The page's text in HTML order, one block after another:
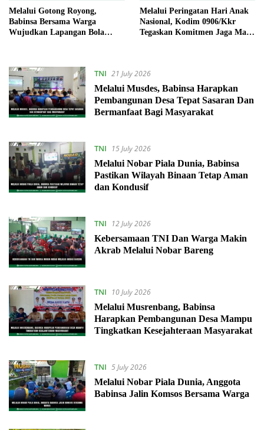
Melalui Gotong Royong,
Babinsa Bersama Warga
Wujudkan Lapangan Bola
Melalui Peringatan Hari Anak
Nasional, Kodim 0906/Kkr
Tegaskan Komitmen Jaga Masa
TNI 21 July 2026
Melalui Musdes, Babinsa Harapkan
Pembangunan Desa Tepat Sasaran Dan
Bermanfaat Bagi Masyarakat
TNI
15 July 2026
Melalui Nobar Piala Dunia, Babinsa
Pastikan Wilayah Binaan Tetap Aman
dan Kondusif
TNI
12 July 2026
Kebersamaan TNI Dan Warga Makin
Akrab Melalui Nobar Bareng
TNI
10 July 2026
Melalui Musrenbang, Babinsa
Harapkan Pembangunan Desa Mampu
Tingkatkan Kesejahteraan Masyarakat
TNI 5 July 2026
Melalui Nobar Piala Dunia, Anggota
Babinsa Jalin Komsos Bersama Warga